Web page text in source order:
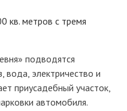
кв. метров с тремя
подводятся
вода, электричество и
приусадебный участок,
автомобиля.